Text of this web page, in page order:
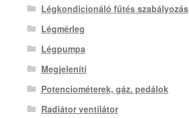
Légkondicionáló fűtés szabályozás
Légmérleg
Légpumpa
Megjeleníti
Potenciométerek, gáz. pedálok
Radiátor ventilátor